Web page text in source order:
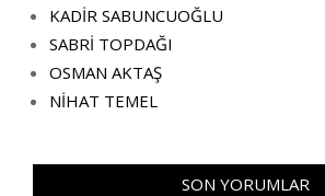
KADİR SABUNCUOĞLU
SABRİ TOPDAĞI
OSMAN AKTAŞ
NİHAT TEMEL
SON YORUMLAR